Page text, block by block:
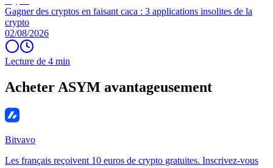
Gagner des cryptos en faisant caca : 3 applications insolites de la
crypto
02/08/2026
Lecture de 4 min
Acheter ASYM avantageusement
Bitvavo
Les français reçoivent 10 euros de crypto gratuites. Inscrivez-vous